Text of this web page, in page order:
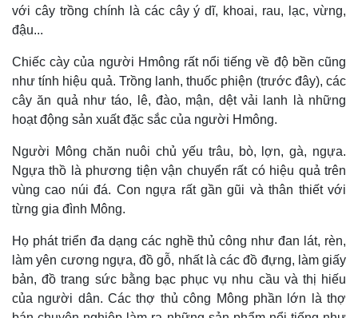
với cây trồng chính là các cây ý dĩ, khoai, rau, lạc, vừng,
đậu...
Chiếc cày của người Hmông rất nổi tiếng về độ bền cũng
như tính hiệu quả. Trồng lanh, thuốc phiện (trước đây), các
cây ăn quả như táo, lê, đào, mận, dệt vải lanh là những
hoạt động sản xuất đặc sắc của người Hmông.
Người Mông chăn nuôi chủ yếu trâu, bò, lợn, gà, ngựa.
Ngựa thồ là phương tiện vận chuyển rất có hiệu quả trên
vùng cao núi đá. Con ngựa rất gần gũi và thân thiết với
từng gia đình Mông.
Họ phát triển đa dạng các nghề thủ công như đan lát, rèn,
làm yên cương ngựa, đồ gỗ, nhất là các đồ đựng, làm giấy
bản, đồ trang sức bằng bạc phục vụ nhu cầu và thị hiếu
của người dân. Các thợ thủ công Mông phần lớn là thợ